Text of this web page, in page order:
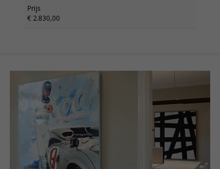
Prijs
€ 2.830,00